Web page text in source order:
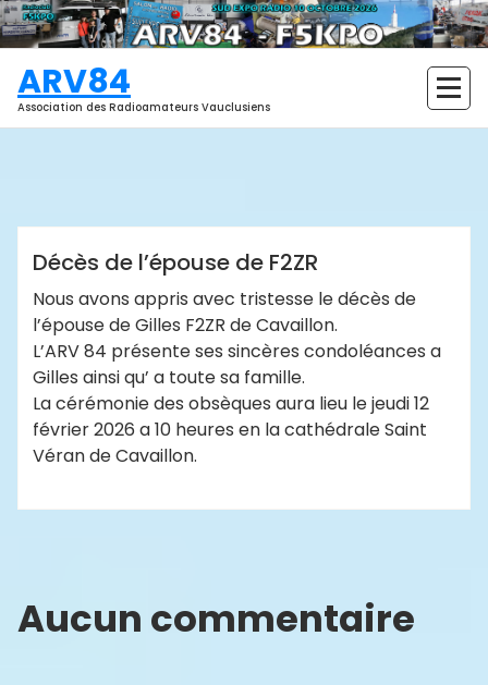
Aller
au
contenu
ARV84
Association des Radioamateurs Vauclusiens
Actualités
Décès de l’épouse de F2ZR
Nous avons appris avec tristesse le décès de
l’épouse de Gilles F2ZR de Cavaillon.
L’ARV 84 présente ses sincères condoléances a
Gilles ainsi qu’ a toute sa famille.
La cérémonie des obsèques aura lieu le jeudi 12
février 2026 a 10 heures en la cathédrale Saint
Véran de Cavaillon.
Aucun commentaire